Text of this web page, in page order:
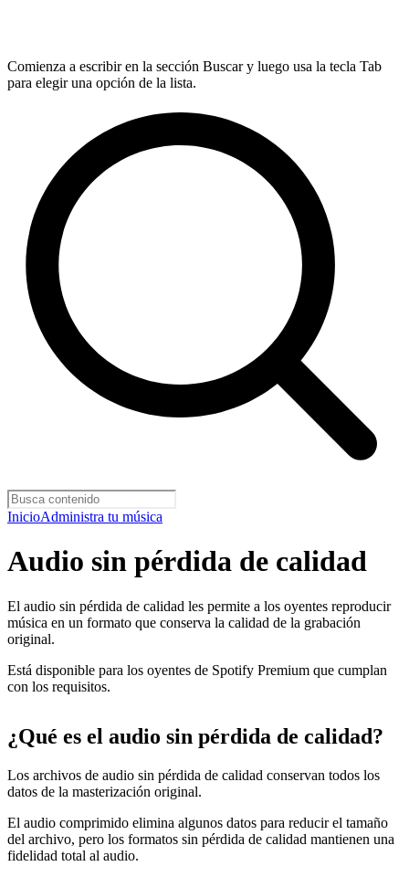
Comienza a escribir en la sección Buscar y luego usa la tecla Tab
para elegir una opción de la lista.
InicioAdministra tu música
Audio sin pérdida de calidad
El audio sin pérdida de calidad les permite a los oyentes reproducir
música en un formato que conserva la calidad de la grabación
original.
Está disponible para los oyentes de Spotify Premium que cumplan
con los requisitos.
¿Qué es el audio sin pérdida de calidad?
Los archivos de audio sin pérdida de calidad conservan todos los
datos de la masterización original.
El audio comprimido elimina algunos datos para reducir el tamaño
del archivo, pero los formatos sin pérdida de calidad mantienen una
fidelidad total al audio.